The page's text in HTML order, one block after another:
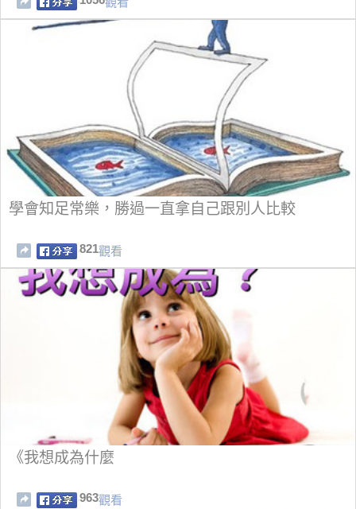
學會知足常樂，勝過一直拿自己跟別人比較
821觀看
《我想成為什麼
963觀看